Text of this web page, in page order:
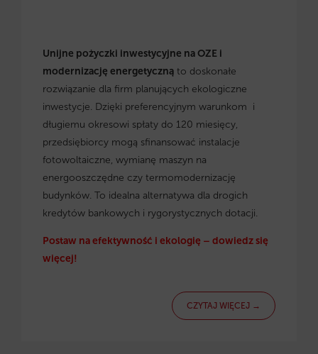
Unijne pożyczki inwestycyjne na OZE i
modernizację energetyczną to doskonałe
rozwiązanie dla firm planujących ekologiczne
inwestycje. Dzięki preferencyjnym warunkom i
długiemu okresowi spłaty do 120 miesięcy,
przedsiębiorcy mogą sfinansować instalacje
fotowoltaiczne, wymianę maszyn na
energooszczędne czy termomodernizację
budynków. To idealna alternatywa dla drogich
kredytów bankowych i rygorystycznych dotacji.
Postaw na efektywność i ekologię – dowiedz się
więcej!
CZYTAJ WIĘCEJ →